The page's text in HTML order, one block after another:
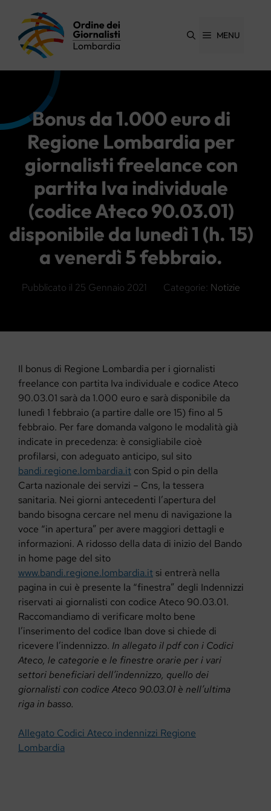
contenuto
MENU
Bonus da 1.000 euro di
Regione Lombardia per
giornalisti freelance con
partita Iva individuale
(codice Ateco 90.03.01)
disponibile da lunedì 1 (h. 15)
a venerdì 5 febbraio.
Pubblicato il 25 Gennaio 2021 Categorie: Notizie
Il bonus di Regione Lombardia per i giornalisti
freelance con partita Iva individuale e codice Ateco
90.03.01 sarà da 1.000 euro e sarà disponibile da
lunedì 1 febbraio (a partire dalle ore 15) fino al 5
febbraio. Per fare domanda valgono le modalità già
indicate in precedenza: è consigliabile cioè
profilarsi, con adeguato anticipo, sul sito
bandi.regione.lombardia.it con Spid o pin della
Carta nazionale dei servizi – Cns, la tessera
sanitaria. Nei giorni antecedenti l’apertura del
bando bisogna cercare nel menu di navigazione la
voce “in apertura” per avere maggiori dettagli e
informazioni. A ridosso della data di inizio del Bando
in home page del sito
www.bandi.regione.lombardia.it si entrerà nella
pagina in cui è presente la “finestra” degli Indennizzi
riservati ai giornalisti con codice Ateco 90.03.01.
Raccomandiamo di verificare molto bene
l’inserimento del codice Iban dove si chiede di
ricevere l’indennizzo. In allegato il pdf con i Codici
Ateco, le categorie e le finestre orarie per i vari
settori beneficiari dell’indennizzo, quello dei
giornalisti con codice Ateco 90.03.01 è nell’ultima
riga in basso.
Allegato Codici Ateco indennizzi Regione
Lombardia